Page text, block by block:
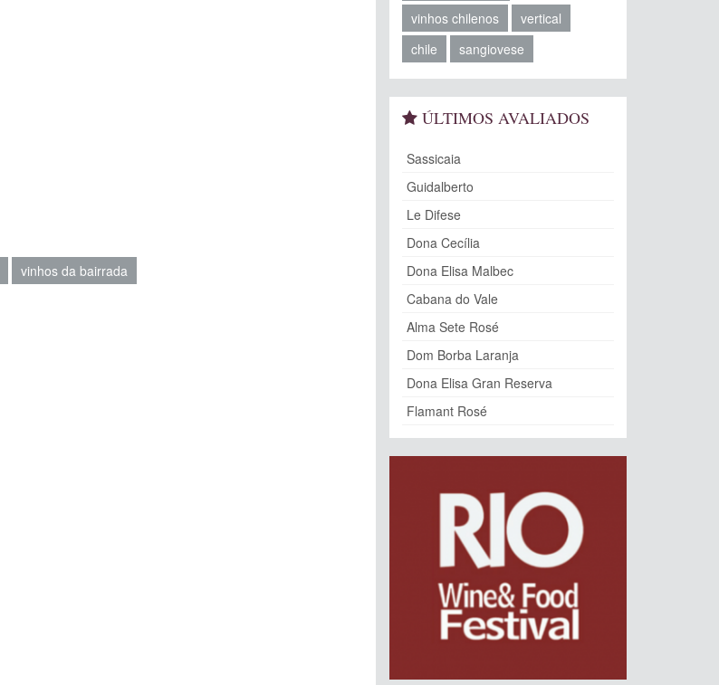
vinhos da bairrada
vinhos chilenos
vertical
chile
sangiovese
ÚLTIMOS AVALIADOS
Sassicaia
Guidalberto
Le Difese
Dona Cecília
Dona Elisa Malbec
Cabana do Vale
Alma Sete Rosé
Dom Borba Laranja
Dona Elisa Gran Reserva
Flamant Rosé